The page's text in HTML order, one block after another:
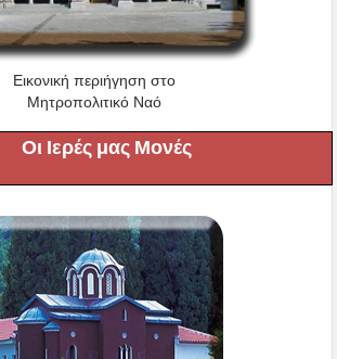
Εικονική περιήγηση στο
Μητροπολιτικό Ναό
Οι Ιερές μας Μονές